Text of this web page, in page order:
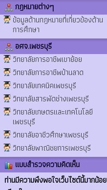
กฎหมายต่างๆ
ข้อมูลด้านกฎหมายที่เกี่ยวข้องด้าน
การศึกษา
อศจ.เพชรบุรี
วิทยาลัยการอาชีพเขาย้อย
วิทยาลัยการอาชีพบ้านลาด
วิทยาลัยเทคนิคเพชรบุรี
วิทยาลัยสารพัดช่างเพชรบุรี
วิทยาลัยเกษตรและเทคโนโลยี
เพชรบุรี
วิทยาลัยอาชีวศึกษาเพชรบุรี
วิทยาลัยพาณิชยการเพชรบุรี
แบบสำรวจความคิดเห็น
ท่านมีความพึงพอใจเว็บไซต์นี้มากน้อย